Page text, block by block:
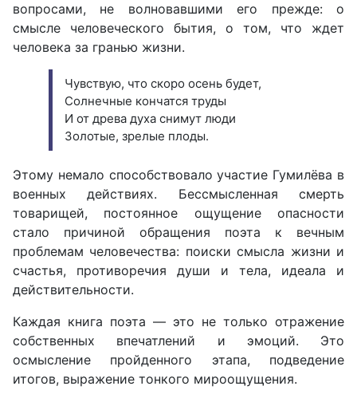
вопросами, не волновавшими его прежде: о
смысле человеческого бытия, о том, что ждет
человека за гранью жизни.
Чувствую, что скоро осень будет,
Солнечные кончатся труды
И от древа духа снимут люди
Золотые, зрелые плоды.
Этому немало способствовало участие Гумилёва в
военных действиях. Бессмысленная смерть
товарищей, постоянное ощущение опасности
стало причиной обращения поэта к вечным
проблемам человечества: поиски смысла жизни и
счастья, противоречия души и тела, идеала и
действительности.
Каждая книга поэта — это не только отражение
собственных впечатлений и эмоций. Это
осмысление пройденного этапа, подведение
итогов, выражение тонкого мироощущения.